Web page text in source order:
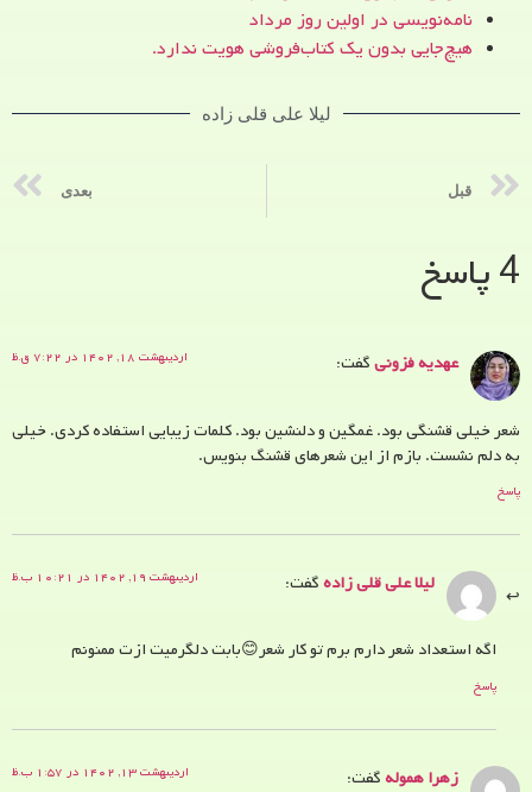
نامه‌نویسی در اولین روز مرداد
هیچ‌جایی بدون یک کتاب‌فروشی هویت ندارد.
لیلا علی قلی زاده
قبل بعدی
4 پاسخ
عهدیه فزونیگفت: اردیبهشت ۱۸, ۱۴۰۲ در ۷:۲۲ ق.ظ
شعر خیلی قشنگی بود. غمگین و دلنشین بود. کلمات زیبایی استفاده کردی. خیلی
به دلم نشست. بازم از این شعرهای قشنگ بنویس.
پاسخ
لیلا علی قلی زادهگفت: اردیبهشت ۱۹, ۱۴۰۲ در ۱۰:۲۱ ب.ظ
اگه استعداد شعر دارم برم تو کار شعر😊بابت دلگرمیت ازت ممنونم
پاسخ
زهرا همولهگفت: اردیبهشت ۱۳, ۱۴۰۲ در ۱:۵۷ ب.ظ